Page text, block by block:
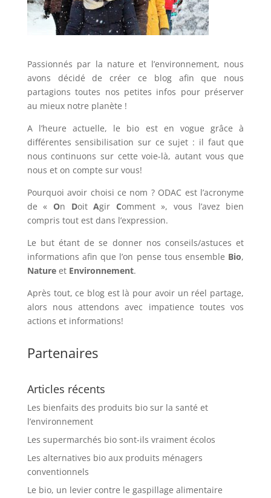
Passionnés par la nature et l’environnement, nous
avons décidé de créer ce blog afin que nous
partagions toutes nos petites infos pour préserver
au mieux notre planète !
A l’heure actuelle, le bio est en vogue grâce à
différentes sensibilisation sur ce sujet : il faut que
nous continuons sur cette voie-là, autant vous que
nous et on compte sur vous!
Pourquoi avoir choisi ce nom ? ODAC est l’acronyme
de « On DoitAgir Comment », vous l’avez bien
compris tout est dans l’expression.
Le but étant de se donner nos conseils/astuces et
informations afin que l’on pense tous ensemble Bio,
Natureet Environnement.
Après tout, ce blog est là pour avoir un réel partage,
alors nous attendons avec impatience toutes vos
actions et informations!
Partenaires
Articles récents
Les bienfaits des produits bio sur la santé et
l’environnement
Les supermarchés bio sont-ils vraiment écolos
Les alternatives bio aux produits ménagers
conventionnels
Le bio, un levier contre le gaspillage alimentaire